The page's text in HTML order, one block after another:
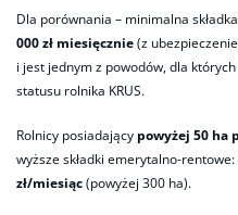
Dla porównania – minimalna
000 zł miesięcznie(z
i jest jednym z powodów, dla
statusu rolnika KRUS.
Rolnicy posiadający powyżej 50 ha
wyższe składki emerytalno-rentowe:
zł/miesiąc(powyżej 300 ha).